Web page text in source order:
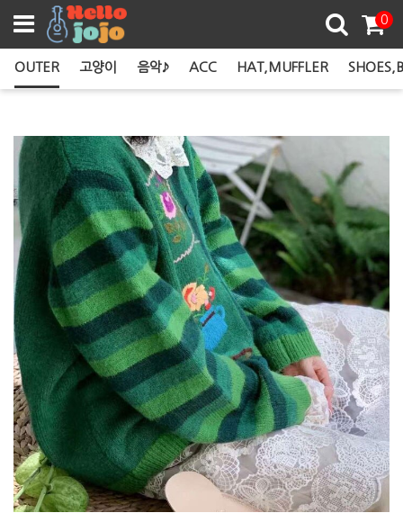
0
OUTER 고양이 음악♪ ACC HAT,MUFFLER